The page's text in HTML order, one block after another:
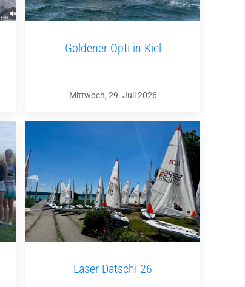
Goldener Opti in Kiel
Mittwoch, 29. Juli 2026
Laser Datschi 26